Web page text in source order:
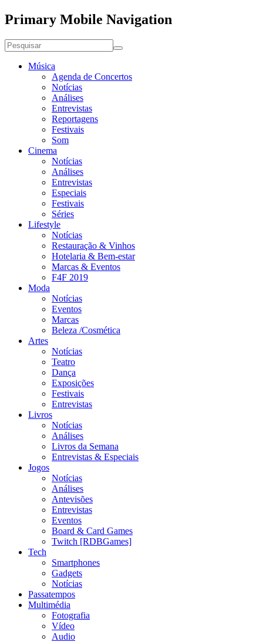
Primary Mobile Navigation
Música
Agenda de Concertos
Notícias
Análises
Entrevistas
Reportagens
Festivais
Som
Cinema
Notícias
Análises
Entrevistas
Especiais
Festivais
Séries
Lifestyle
Notícias
Restauração & Vinhos
Hotelaria & Bem-estar
Marcas & Eventos
F4F 2019
Moda
Notícias
Eventos
Marcas
Beleza /Cosmética
Artes
Notícias
Teatro
Dança
Exposições
Festivais
Entrevistas
Livros
Notícias
Análises
Livros da Semana
Entrevistas & Especiais
Jogos
Notícias
Análises
Antevisões
Entrevistas
Eventos
Board & Card Games
Twitch [RDBGames]
Tech
Smartphones
Gadgets
Notícias
Passatempos
Multimédia
Fotografia
Vídeo
Audio